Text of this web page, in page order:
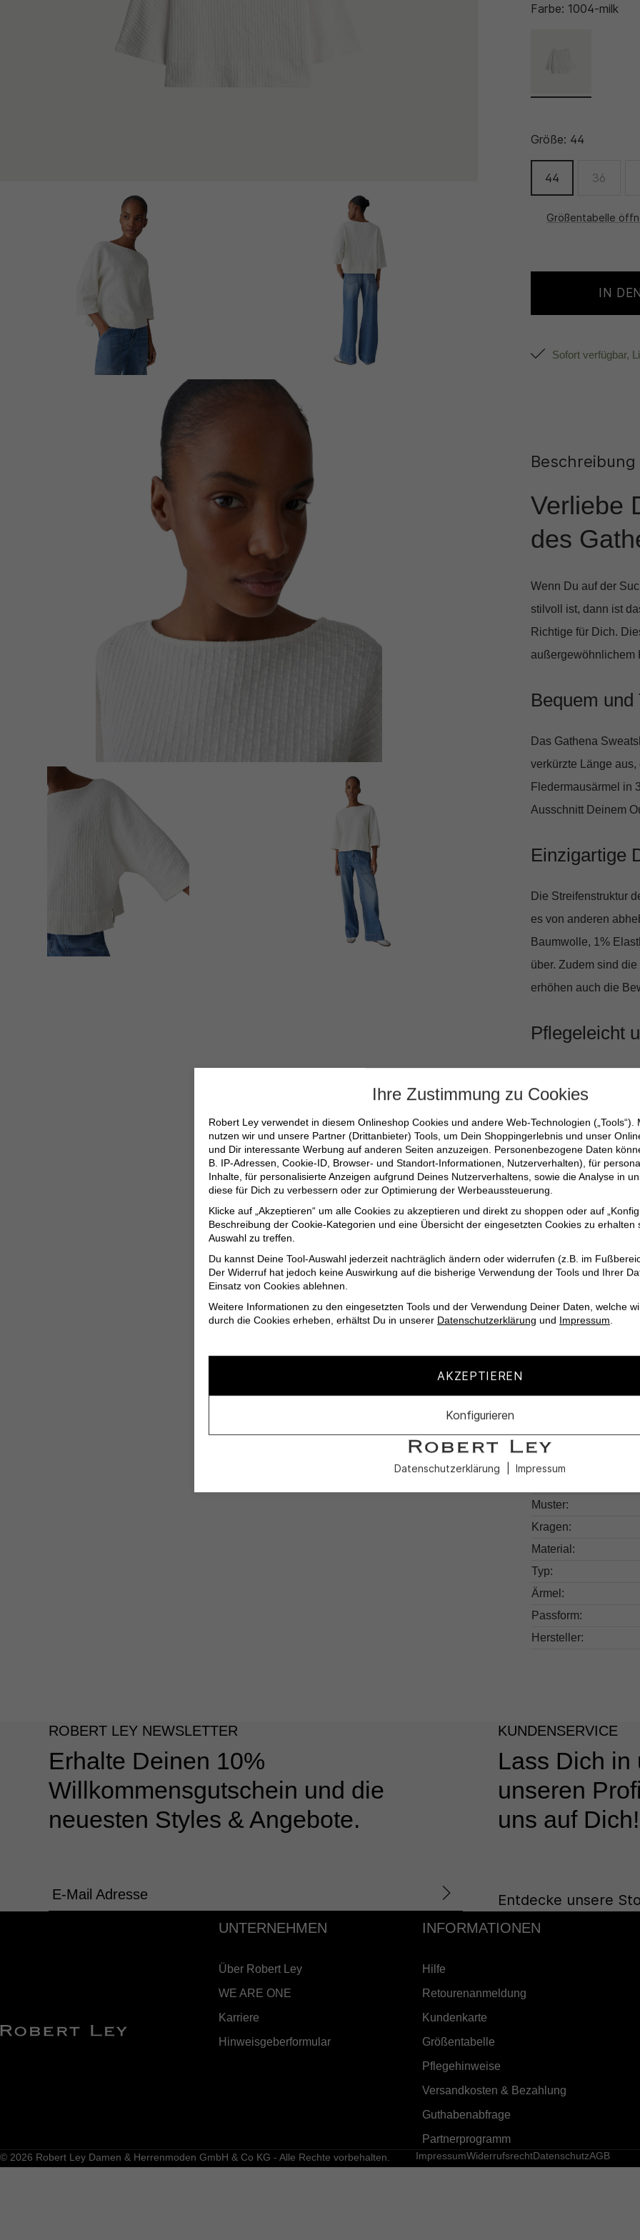
Farbe: 1004-milk
Größe: 44
44 36
Größentabelle
IN
Sofort verfügbar,
Beschreibung
Verliebe
des
Wenn Du auf der
stilvoll ist, dann ist
Richtige für Dich.
außergewöhnlichem
Bequem und
Das Gathena
verkürzte Länge aus,
Fledermausärmel in
AusschnittDeinem
Einzigartige
Die Streifenstruktur
es von anderen
Baumwolle, 1%
über. Zudem sind
erhöhen auch die
Pflegeleicht
Trotz seiner
Schonwaschgang
Alltag macht. So
Weite, boxy
Streifenstruktur
U-Boot-
Pflegeleicht:
Perfekt für einen
Komfort und Stil
Muster:
Kragen:
Material:
Typ:
Ärmel:
Passform:
Hersteller:
ROBERT LEY NEWSLETTER
Erhalte Deinen 10%
Willkommensgutschein und die
neuesten Styles & Angebote.
E-Mail Adresse
KUNDENSERVICE
Lass Dich in
unseren
uns auf Dich!
Entdecke unsere
UNTERNEHMEN
Über Robert Ley
WE ARE ONE
Karriere
Hinweisgeberformular
INFORMATIONEN
Hilfe
Retourenanmeldung
Kundenkarte
Größentabelle
Pflegehinweise
Versandkosten & Bezahlung
Guthabenabfrage
Partnerprogramm
© 2026 Robert Ley Damen & Herrenmoden GmbH & Co KG - Alle Rechte vorbehalten. ImpressumWiderrufsrechtDatenschutzAGB
Ihre Zustimmung zu Cookies
Robert Ley verwendet in diesem Onlineshop Cookies und andere Web-Technologien („Tools“).
nutzen wir und unsere Partner (Drittanbieter) Tools, um Dein Shoppingerlebnis und unser
und Dir interessante Werbung auf anderen Seiten anzuzeigen. Personenbezogene Daten
B. IP-Adressen, Cookie-ID, Browser- und Standort-Informationen, Nutzerverhalten), für
Inhalte, für personalisierte Anzeigen aufgrund Deines Nutzerverhaltens, sowie die Analyse in
diese für Dich zu verbessern oder zur Optimierung der Werbeaussteuerung.
Klicke auf „Akzeptieren“ um alle Cookies zu akzeptieren und direkt zu shoppen oder auf
Beschreibung der Cookie-Kategorien und eine Übersicht der eingesetzten Cookies zu erhalten
Auswahl zu treffen.
Du kannst Deine Tool-Auswahl jederzeit nachträglich ändern oder widerrufen (z.B. im
Der Widerruf hat jedoch keine Auswirkung auf die bisherige Verwendung der Tools und Ihrer
Einsatz von Cookies ablehnen.
Weitere Informationen zu den eingesetzten Tools und der Verwendung Deiner Daten, welche
durch die Cookies erheben, erhältst Du in unserer Datenschutzerklärung und Impressum.
AKZEPTIEREN
Konfigurieren
Datenschutzerklärung Impressum